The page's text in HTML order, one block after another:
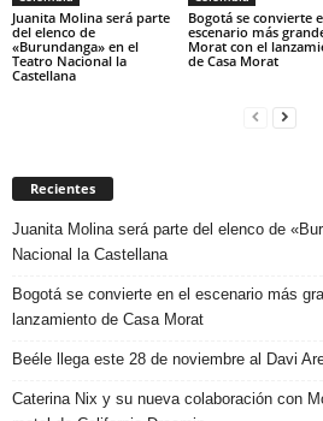
Juanita Molina será parte
del elenco de
«Burundanga» en el
Teatro Nacional la
Castellana
Bogotá se convierte
escenario más
Morat con el
de Casa Morat
Recientes
Juanita Molina será parte del elenco de
Nacional la Castellana
Bogotá se convierte en el escenario más
lanzamiento de Casa Morat
Beéle llega este 28 de noviembre al Davi
Caterina Nix y su nueva colaboración con